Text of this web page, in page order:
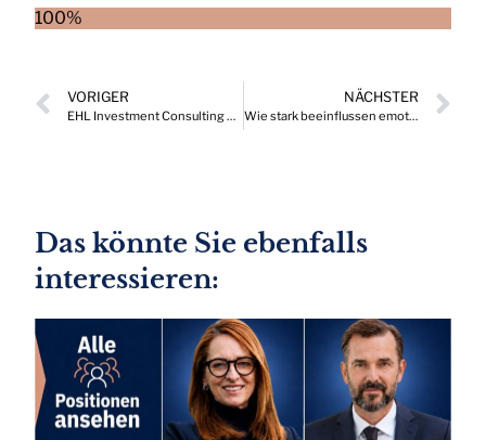
100%
VORIGER
EHL Investment Consulting erobert den HERMES Wirtschafts.Preis 2023
NÄCHSTER
Wie stark beeinflussen emotionale Faktoren die Aktienmärkte?
Das könnte Sie ebenfalls
interessieren: